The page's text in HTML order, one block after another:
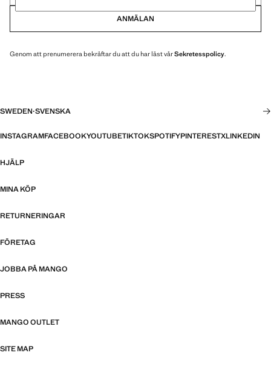
ANMÄLAN
Genom att prenumerera bekräftar du att du har läst vårSekretesspolicy.
SWEDEN·SVENSKA
INSTAGRAMFACEBOOKYOUTUBETIKTOKSPOTIFYPINTERESTXLINKEDIN
HJÄLP
MINA KÖP
RETURNERINGAR
FÖRETAG
JOBBA PÅ MANGO
PRESS
MANGO OUTLET
SITE MAP